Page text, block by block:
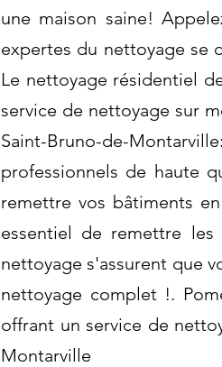
une maison saine!
expertes du nettoyage se
Le nettoyage résidentiel
service de nettoyage sur
Saint-Bruno-de-
professionnels de haute
remettre vos bâtiments
essentiel de remettre
nettoyage s'assurent que
nettoyage complet !.
offrant un service de
Montarville